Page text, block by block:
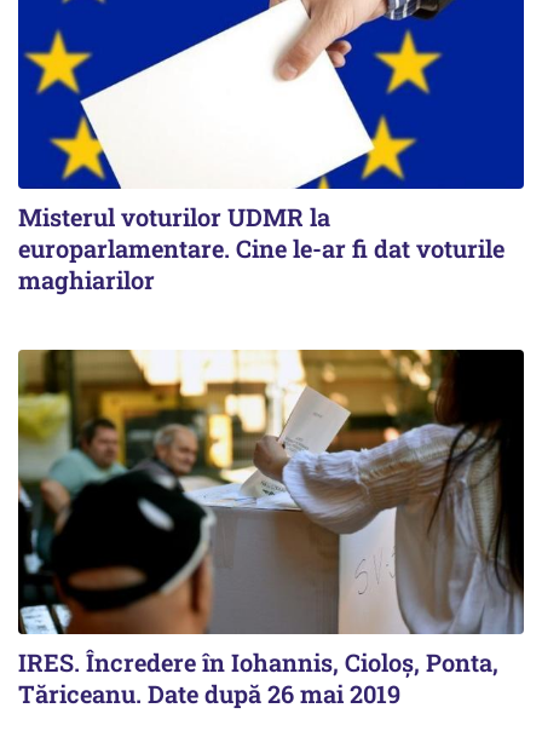
Misterul voturilor UDMR la
europarlamentare. Cine le-ar fi dat voturile
maghiarilor
IRES. Încredere în Iohannis, Cioloș, Ponta,
Tăriceanu. Date după 26 mai 2019